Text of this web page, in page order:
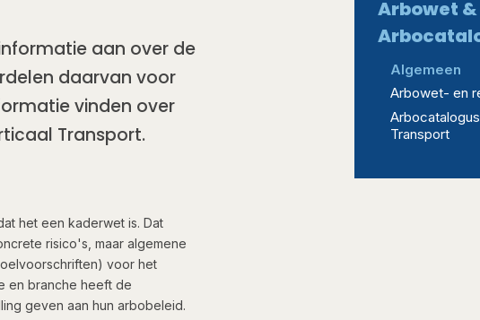
aan over de
daarvan voor
vinden over
Transport.
het een kaderwet is. Dat
risico's, maar algemene
voor het
en branche heeft de
geven aan hun arbobeleid.​
Arbowet &
Algemeen
Arbowet- en
Transport